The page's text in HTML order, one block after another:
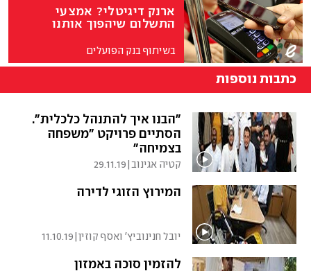
ארנק דיגיטלי? אמצעי
התשלום שיהפוך אותנו
בשיתוף בנק הפועלים
כתבות נוספות
"הבנו איך להתנהל כלכלית".
הסתיים פרויקט "משפחה
בצמיחה"
קטיה אגינוב|
29.11.19
המירוץ הזוגי לדירה
יובל חנינוביץ' ואסף קוזין|
11.10.19
להזמין סוכה באמזון